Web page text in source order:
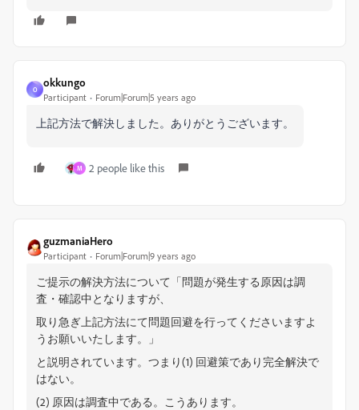
O
okkungo
Participant Forum|Forum|5 years ago
上記方法で解決しました。ありがとうございます。
M 2 people like this
guzmaniaHero
Participant Forum|Forum|9 years ago
ご提示の解決方法について「問題が発生する原因は調
査・確認中となりますが、
取り急ぎ上記方法にて問題回避を行ってくださいますよ
うお願いいたします。」
と説明されています。つまり(1) 回避策であり完全解決で
はない。
(2) 原因は調査中である。こうあります。